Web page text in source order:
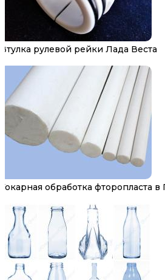
Втулка рулевой рейки Лада Веста
Токарная обработка фторопласта